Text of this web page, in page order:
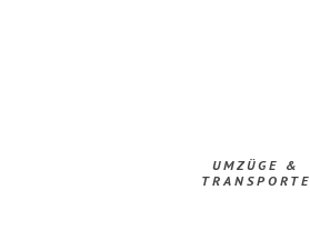
UMZÜGE &
TRANSPORTE